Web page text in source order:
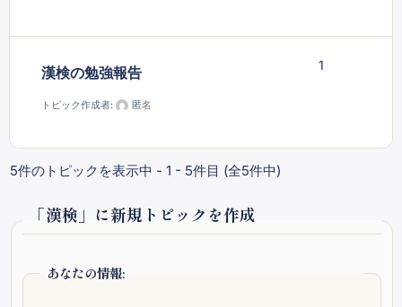
漢検の勉強報告
トピック作成者: 匿名
1
5件のトピックを表示中 - 1 - 5件目 (全5件中)
「漢検」に新規トピックを作成
あなたの情報: